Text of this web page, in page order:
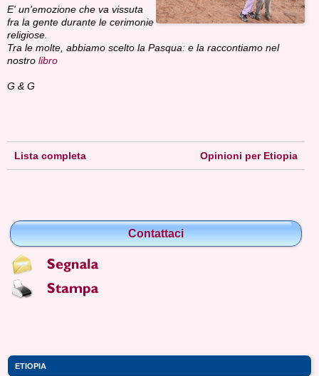
ETIOPIA
E' un'emozione che va vissuta
fra la gente durante le cerimonie
religiose.
Tra le molte, abbiamo scelto la Pasqua: e la raccontiamo nel
nostro libro
G & G
Lista completa Opinioni per Etiopia
Contattaci